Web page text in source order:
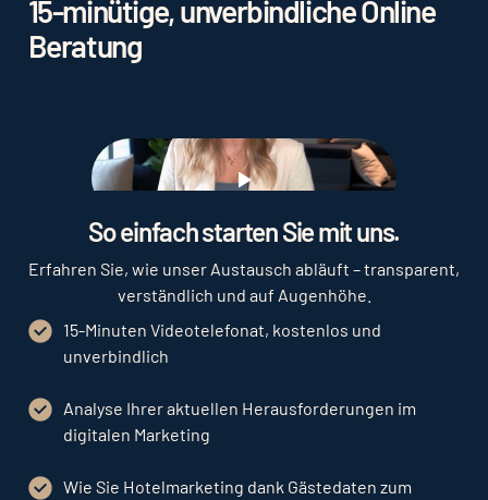
15-minütige, unverbindliche Online
Beratung
Play
So einfach starten Sie mit uns.
Erfahren Sie, wie unser Austausch abläuft – transparent,
verständlich und auf Augenhöhe.
15-Minuten Videotelefonat, kostenlos und
unverbindlich
Analyse Ihrer aktuellen Herausforderungen im
digitalen Marketing
Wie Sie Hotelmarketing dank Gästedaten zum